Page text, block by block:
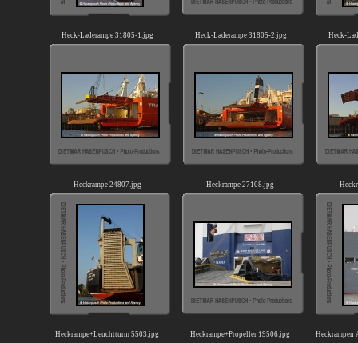
Heck-Laderampe 31805-1.jpg Heck-Laderampe 31805-2.jpg Heck-
Heckrampe 24807.jpg Heckrampe 27108.jpg
Heckrampe+Leuchtturm 5503.jpg Heckrampe+Propeller 19506.jpg Heckrampen